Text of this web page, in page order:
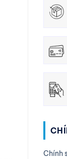
Chính